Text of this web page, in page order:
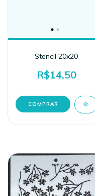
Stencil 20x20
R$14,50